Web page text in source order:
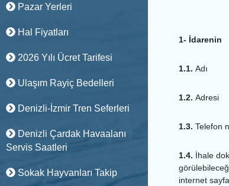
Pazar Yerleri
Hal Fiyatları
2026 Yılı Ücret Tarifesi
Ulaşım Rayiç Bedelleri
Denizli-İzmir Tren Seferleri
Denizli Çardak Havaalanı
Servis Saatleri
Sokak Hayvanları Takip
1- İdarenin
1.1. Adı
1.2. Adresi
1.3. Telefon
1.4. İhale
internet